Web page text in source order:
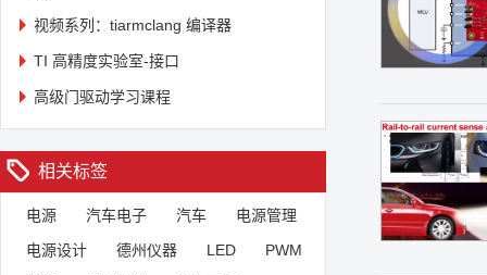
视频系列：tiarmclang 编译器
TI 高精度实验室-接口
高级门驱动学习课程
相关标签
电源 汽车电子 汽车
电源管理
电源设计
德州仪器 LED
PWM